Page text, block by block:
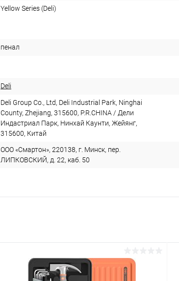
Yellow Series (Deli)
пенал
Deli
Deli Group Co., Ltd, Deli Industrial Park, Ninghai
County, Zhejiang, 315600, P.R.CHINA / Дели
Индастриал Парк, Нинхай Каунти, Жейянг,
315600, Китай
ООО «Смартон», 220138, г. Минск, пер.
ЛИПКОВСКИЙ, д. 22, каб. 50